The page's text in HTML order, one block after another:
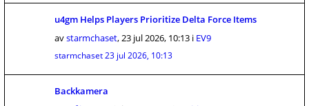
u4gm Helps Players Prioritize Delta Force Items
avstarmchaset,23 jul 2026, 10:13 i EV9
starmchaset23 jul 2026, 10:13
Backkamera